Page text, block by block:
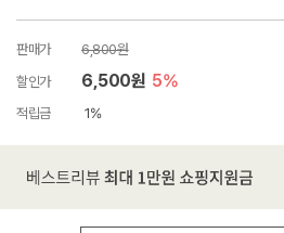
판매가
6,800원
할인가
6,500원 5%
적립금 1%